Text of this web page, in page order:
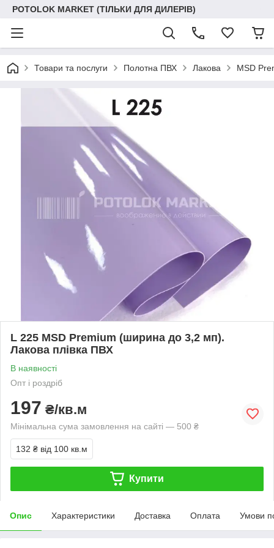
POTOLOK MARKET (ТІЛЬКИ ДЛЯ ДИЛЕРІВ)
Товари та послуги Полотна ПВХ Лакова MSD
L 225 MSD Premium (ширина до 3,2 мп).
Лакова плівка ПВХ
В наявності
Опт і роздріб
197 ₴/кв.м
Мінімальна сума замовлення на сайті — 500 ₴
132 ₴ від 100 кв.м
Купити
Опис Характеристики Доставка Оплата Умови